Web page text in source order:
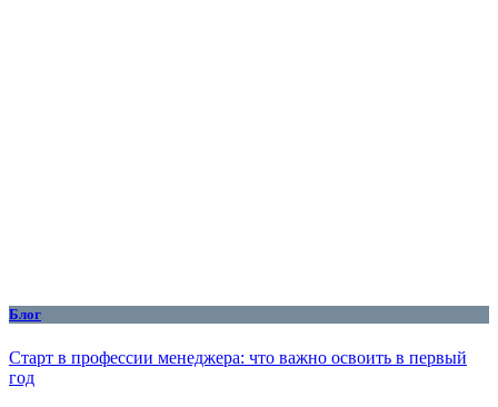
Блог
Старт в профессии менеджера: что важно освоить в первый
год